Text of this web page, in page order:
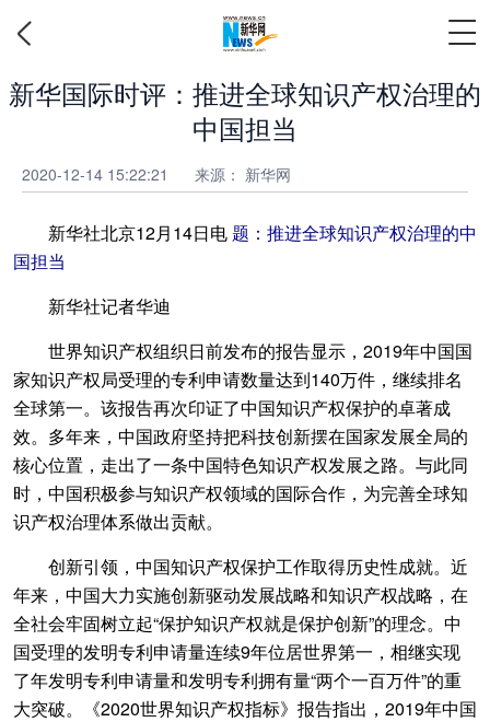
新华国际时评：推进全球知识产权治理的
中国担当
2020-12-14 15:22:21 来源： 新华网
新华社北京12月14日电题：推进全球知识产权治理的中
国担当
新华社记者华迪
世界知识产权组织日前发布的报告显示，2019年中国国
家知识产权局受理的专利申请数量达到140万件，继续排名
全球第一。该报告再次印证了中国知识产权保护的卓著成
效。多年来，中国政府坚持把科技创新摆在国家发展全局的
核心位置，走出了一条中国特色知识产权发展之路。与此同
时，中国积极参与知识产权领域的国际合作，为完善全球知
识产权治理体系做出贡献。
创新引领，中国知识产权保护工作取得历史性成就。近
年来，中国大力实施创新驱动发展战略和知识产权战略，在
全社会牢固树立起“保护知识产权就是保护创新”的理念。中
国受理的发明专利申请量连续9年位居世界第一，相继实现
了年发明专利申请量和发明专利拥有量“两个一百万件”的重
大突破。《2020世界知识产权指标》报告指出，2019年中国